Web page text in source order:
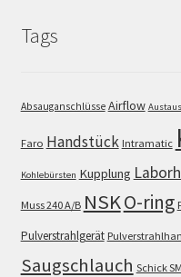
Tags
Absauganschlüsse Airflow
Faro Handstück Intramatic
Kohlebürsten Kupplung
Muss 240 A/B NSKO-ring
Pulverstrahlgerät
Saugschlauch Schick